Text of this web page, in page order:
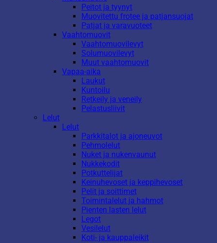
Peitot ja tyynyt
Muovitettu frotee ja patjansuojat
Patjat ja varavuoteet
Vaahtomuovit
Vaahtomuovilevyt
Solumuovilevyt
Muut vaahtomuovit
Vapaa-aika
Laukut
Kuntoilu
Retkeily ja veneily
Pelastusliivit
Lelut
Lelut
Parkkitalot ja ajoneuvot
Pehmolelut
Nuket ja nukenvaunut
Nukkekodit
Potkuttelijat
Keinuhevoset ja keppihevoset
Pelit ja soittimet
Toimintalelut ja hahmot
Pienten lasten lelut
Legot
Vesilelut
Koti- ja kauppaleikit